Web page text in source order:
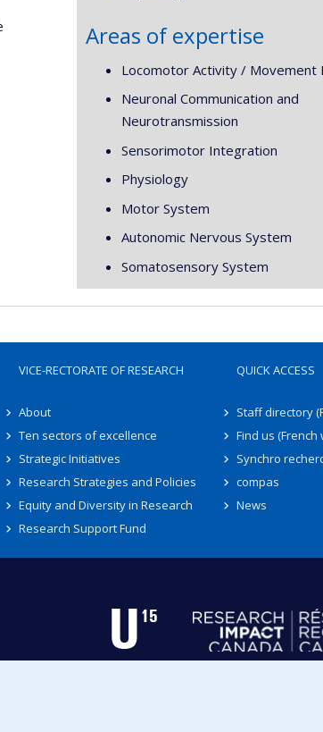
Areas of expertise
Locomotor Activity / Movement
Neuronal Communication and
Neurotransmission
Sensorimotor Integration
Physiology
Motor System
Autonomic Nervous System
Somatosensory System
VICE-RECTORATE OF RESEARCH
About
Ten sectors of excellence
Strategic Initiatives
Research Strategies and Policies
Equity and Diversity in Research
Research Support Fund
QUICK ACCESS
Staff directory
Find us (French
Synchro
compas
News